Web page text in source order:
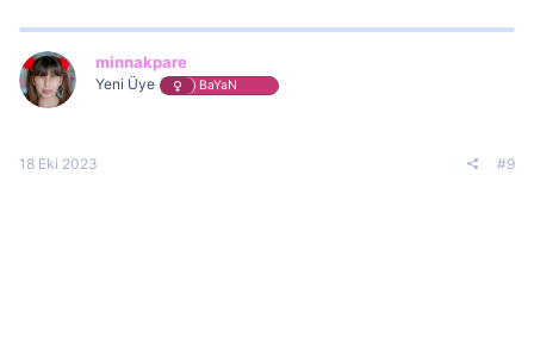
minnakpare
Yeni Üye BaYaN
18 Eki 2023 #9